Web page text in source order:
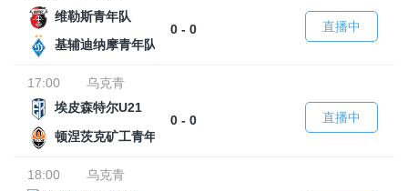
维勒斯青年队
0 - 0
基辅迪纳摩青年队
直播中
17:00
乌克青
埃皮森特尔U21
0 - 0
顿涅茨克矿工青年队
直播中
18:00
乌克青